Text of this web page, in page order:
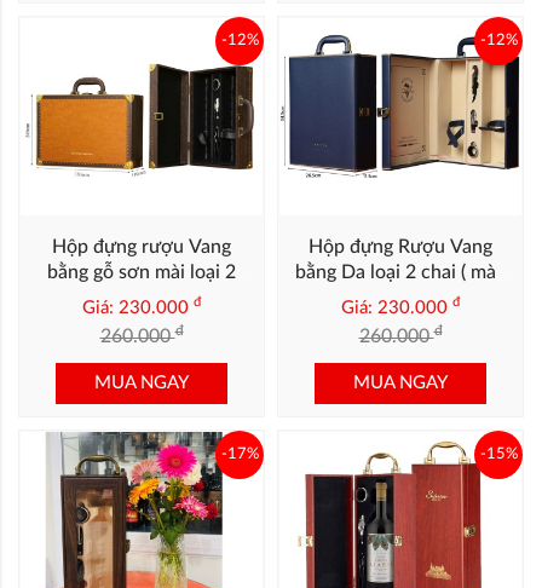
Hộp đựng rượu Vang
bằng gỗ sơn mài loại 2
chai mặt da bo góc
Giá: 230.000 đ
260.000đ
-12%
MUA NGAY
Hộp đựng Rượu Vang
bằng Da loại 2 chai ( màu
xanh navy viền vàng)
Giá: 230.000 đ
260.000đ
-12%
MUA NGAY
-17% -15%